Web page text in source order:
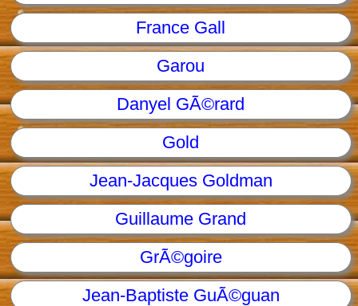
France Gall
Garou
Danyel GÃ©rard
Gold
Jean-Jacques Goldman
Guillaume Grand
GrÃ©goire
Jean-Baptiste GuÃ©guan